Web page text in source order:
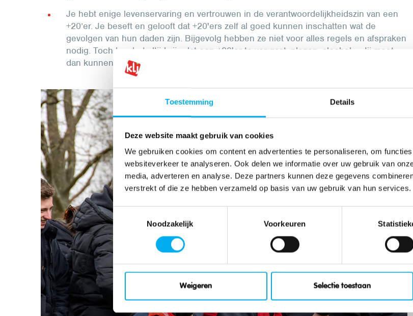
Toestemming Details
Deze website maakt gebruik van cookies
We gebruiken cookies om content en advertenties te personaliseren, om
websiteverkeer te analyseren. Ook delen we informatie over uw gebruik van
media, adverteren en analyse. Deze partners kunnen deze gegevens
verstrekt of die ze hebben verzameld op basis van uw gebruik van hun services.
Toestemmingsselectie
Noodzakelijk
Voorkeuren
Weigeren Selectie toestaan
Je hebt enige levenservaring en vertrouwen in de verantwoordelijkheidszin van een
+20’er. Je beseft en gelooft dat +20'ers zelf al goed kunnen inschatten wat de
gevolgen van hun daden zijn. Bijgevolg hebben ze niet voor alles regels en afspraken
nodig. Toch kan het altijd zijn dat een +20'er te ver gaat: plagen, alcohol ... Jij moet
dan kunnen ingrijpen.